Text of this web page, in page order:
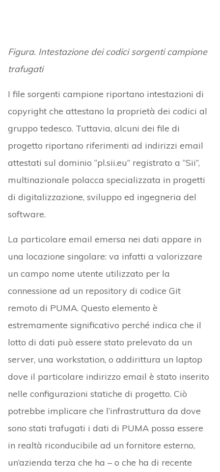
Figura. Intestazione dei codici sorgenti campione
trafugati
I file sorgenti campione riportano intestazioni di
copyright che attestano la proprietà dei codici al
gruppo tedesco. Tuttavia, alcuni dei file di
progetto riportano riferimenti ad indirizzi email
attestati sul dominio “pl.sii.eu” registrato a “Sii”,
multinazionale polacca specializzata in progetti
di digitalizzazione, sviluppo ed ingegneria del
software.
La particolare email emersa nei dati appare in
una locazione singolare: va infatti a valorizzare
un campo nome utente utilizzato per la
connessione ad un repository di codice Git
remoto di PUMA. Questo elemento è
estremamente significativo perché indica che il
lotto di dati può essere stato prelevato da un
server, una workstation, o addirittura un laptop
dove il particolare indirizzo email è stato inserito
nelle configurazioni statiche di progetto. Ciò
potrebbe implicare che l’infrastruttura da dove
sono stati trafugati i dati di PUMA possa essere
in realtà riconducibile ad un fornitore esterno,
un’azienda terza che ha – o che ha di recente